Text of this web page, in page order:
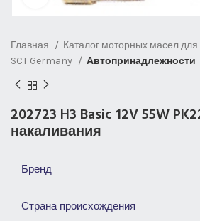
Главная
Каталог моторных масел для
SCT Germany
Автопринадлежности
202723 H3 Basic 12V 55W
накаливания
Бренд
Страна происхождения